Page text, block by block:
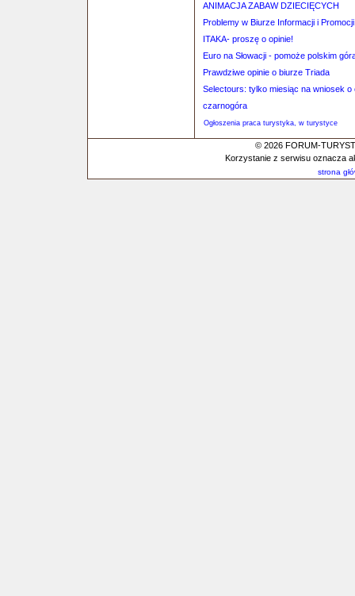
ANIMACJA ZABAW DZIECIĘCYCH
Problemy w Biurze Informacji i
ITAKA- proszę o opinie!
Euro na Słowacji - pomoże polskim
Prawdziwe opinie o biurze Triada
Selectours: tylko miesiąc na wniosek o
czarnogóra
Ogłoszenia praca turystyka, w turystyce
© 2026 FORUM-
Korzystanie z serwisu oznacza
strona